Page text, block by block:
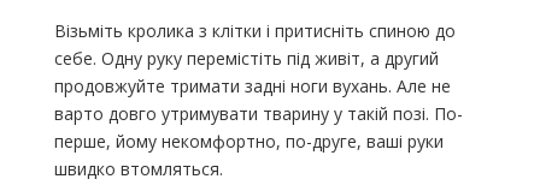
Візьміть кролика з клітки і притисніть спиною до
себе. Одну руку перемістіть під живіт, а другий
продовжуйте тримати задні ноги вухань. Але не
варто довго утримувати тварину у такій позі. По-
перше, йому некомфортно, по-друге, ваші руки
швидко втомляться.